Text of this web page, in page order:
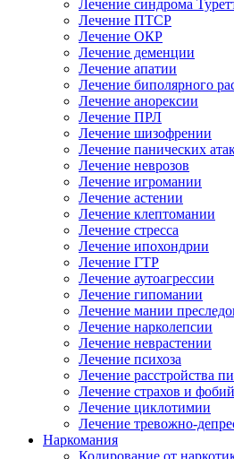
Лечение синдрома
Лечение ПТСР
Лечение ОКР
Лечение деменции
Лечение апатии
Лечение биполярного
Лечение анорексии
Лечение ПРЛ
Лечение шизофрении
Лечение панических
Лечение неврозов
Лечение игромании
Лечение астении
Лечение клептомании
Лечение стресса
Лечение ипохондрии
Лечение ГТР
Лечение аутоагрессии
Лечение гипомании
Лечение мании
Лечение нарколепсии
Лечение неврастении
Лечение психоза
Лечение расстройства
Лечение страхов и фобий
Лечение циклотимии
Лечение тревожно-
Наркомания
Кодирование от